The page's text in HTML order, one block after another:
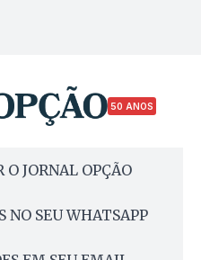
50 ANOS
O JORNAL OPÇÃO
NO SEU WHATSAPP